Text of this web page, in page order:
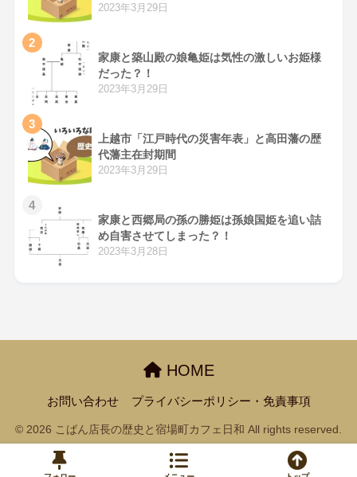
2023年3月29日
2
家康と築山殿の娘亀姫は気性の激しいお姫様
だった？！
2023年3月29日
3
上越市「江戸時代の災害年表」と高田藩の歴
代藩主在封期間
2023年3月29日
4
家康と西郷局の孫の勝姫は孫娘国姫を追い詰
め自害させてしまった？！
2023年3月28日
HOME
お問い合わせ プライバシーポリシー・免責事項
© 2026 こばん店長の歴史と宿場町カフェ日和 All rights reserved.